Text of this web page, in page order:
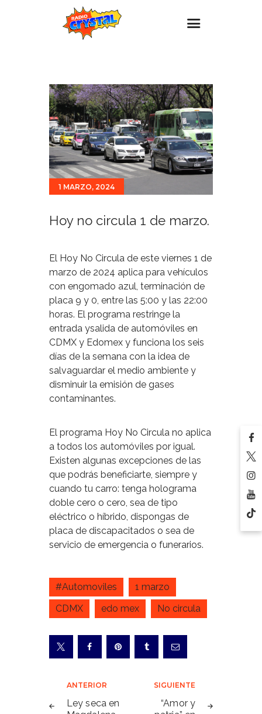
Estaciones
Eventos
Promociones
Noticias
Para ti
Contacto
1 MARZO, 2024
Hoy no circula 1 de marzo.
El Hoy No Circula de este viernes 1 de
marzo de 2024 aplica para vehículos
con engomado azul, terminación de
placa 9 y 0, entre las 5:00 y las 22:00
horas. El programa restringe la
entrada ysalida de automóviles en
CDMX y Edomex y funciona los seis
días de la semana con la idea de
salvaguardar el medio ambiente y
disminuir la emisión de gases
contaminantes.
El programa Hoy No Circula no aplica
a todos los automóviles por igual.
Existen algunas excepciones de las
que podrás beneficiarte, siempre y
cuando tu carro: tenga holograma
doble cero o cero, sea de tipo
eléctrico o híbrido, dispongas de
placa de discapacitados o sea de
servicio de emergencia o funerarios.
#Automoviles
1 marzo
CDMX
edo mex No circula
Navegación
de
ANTERIOR
Ley seca en
SIGUIENTE
“Amor y